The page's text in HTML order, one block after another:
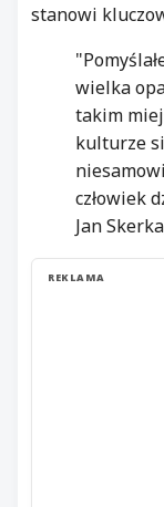
stanowi
wielka
takim
kulturze
człowiek
Jan
REKLAMA